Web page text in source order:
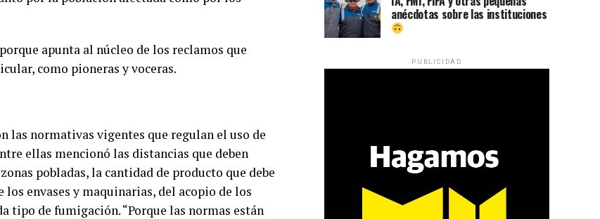
apunta al núcleo de los reclamos que
como pioneras y voceras.
las normativas vigentes que regulan el uso de
ellas mencionó las distancias que deben
pobladas, la cantidad de producto que debe
los envases y maquinarias, del acopio de los
tipo de fumigación. “Porque las normas están
anécdotas sobre las instituciones
PUBLICIDAD